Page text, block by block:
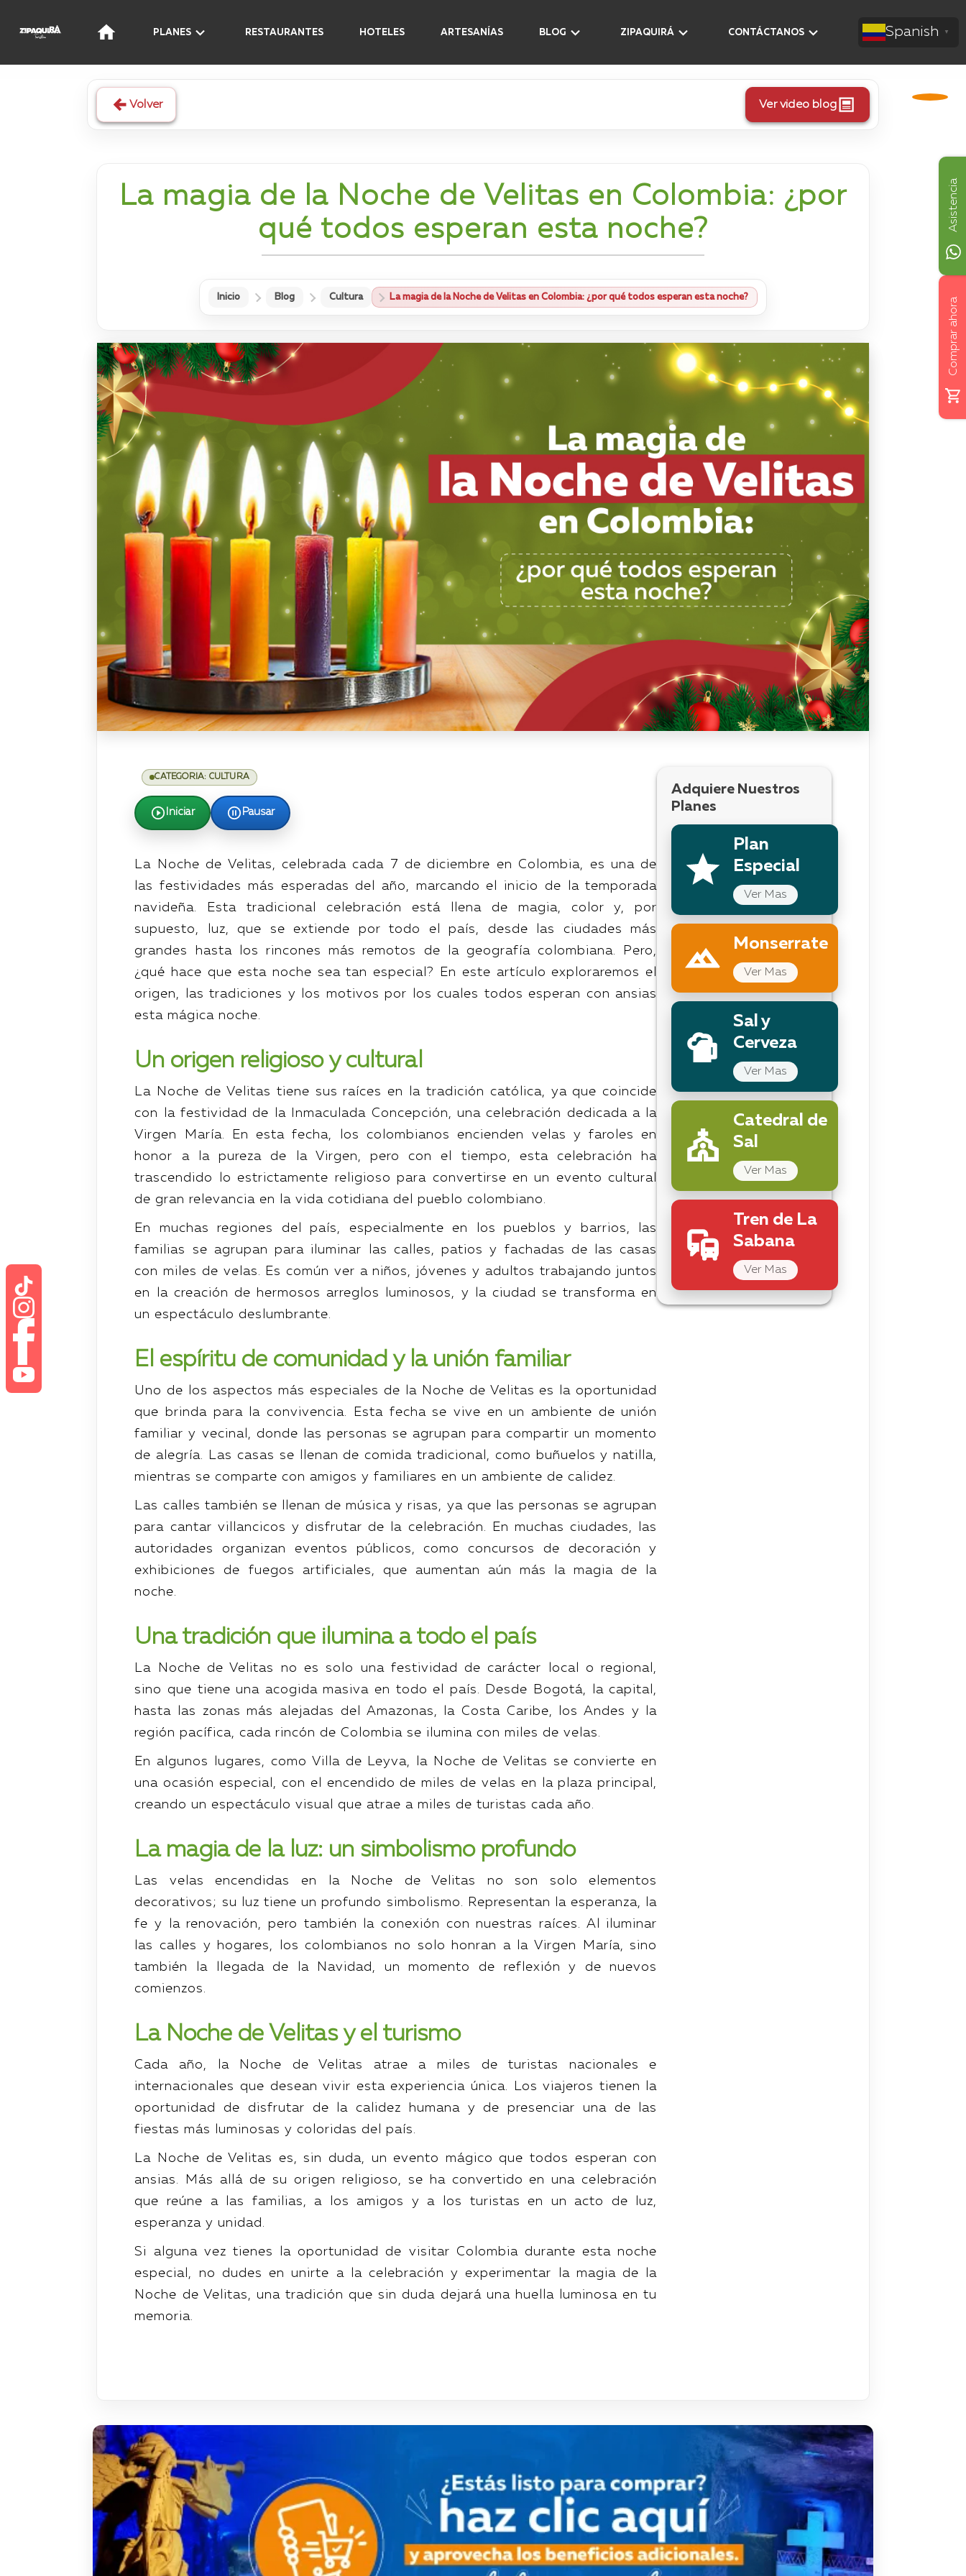
PLANES RESTAURANTES HOTELES ARTESANÍAS BLOG ZIPAQUIRÁ CONTÁCTANOS Spanish ▼
Volver Ver video blog
La magia de la Noche de Velitas en Colombia: ¿por
qué todos esperan esta noche?
Inicio Blog Cultura La magia de la Noche de Velitas en Colombia: ¿por qué todos esperan esta noche?
CATEGORIA: CULTURA
Iniciar Pausar
La Noche de Velitas, celebrada cada 7 de diciembre en Colombia, es una de
las festividades más esperadas del año, marcando el inicio de la temporada
navideña. Esta tradicional celebración está llena de magia, color y, por
supuesto, luz, que se extiende por todo el país, desde las ciudades más
grandes hasta los rincones más remotos de la geografía colombiana. Pero,
¿qué hace que esta noche sea tan especial? En este artículo exploraremos el
origen, las tradiciones y los motivos por los cuales todos esperan con ansias
esta mágica noche.
Un origen religioso y cultural
La Noche de Velitas tiene sus raíces en la tradición católica, ya que coincide
con la festividad de la Inmaculada Concepción, una celebración dedicada a la
Virgen María. En esta fecha, los colombianos encienden velas y faroles en
honor a la pureza de la Virgen, pero con el tiempo, esta celebración ha
trascendido lo estrictamente religioso para convertirse en un evento cultural
de gran relevancia en la vida cotidiana del pueblo colombiano.
En muchas regiones del país, especialmente en los pueblos y barrios, las
familias se agrupan para iluminar las calles, patios y fachadas de las casas
con miles de velas. Es común ver a niños, jóvenes y adultos trabajando juntos
en la creación de hermosos arreglos luminosos, y la ciudad se transforma en
un espectáculo deslumbrante.
El espíritu de comunidad y la unión familiar
Uno de los aspectos más especiales de la Noche de Velitas es la oportunidad
que brinda para la convivencia. Esta fecha se vive en un ambiente de unión
familiar y vecinal, donde las personas se agrupan para compartir un momento
de alegría. Las casas se llenan de comida tradicional, como buñuelos y natilla,
mientras se comparte con amigos y familiares en un ambiente de calidez.
Las calles también se llenan de música y risas, ya que las personas se agrupan
para cantar villancicos y disfrutar de la celebración. En muchas ciudades, las
autoridades organizan eventos públicos, como concursos de decoración y
exhibiciones de fuegos artificiales, que aumentan aún más la magia de la
noche.
Una tradición que ilumina a todo el país
La Noche de Velitas no es solo una festividad de carácter local o regional,
sino que tiene una acogida masiva en todo el país. Desde Bogotá, la capital,
hasta las zonas más alejadas del Amazonas, la Costa Caribe, los Andes y la
región pacífica, cada rincón de Colombia se ilumina con miles de velas.
En algunos lugares, como Villa de Leyva, la Noche de Velitas se convierte en
una ocasión especial, con el encendido de miles de velas en la plaza principal,
creando un espectáculo visual que atrae a miles de turistas cada año.
La magia de la luz: un simbolismo profundo
Las velas encendidas en la Noche de Velitas no son solo elementos
decorativos; su luz tiene un profundo simbolismo. Representan la esperanza, la
fe y la renovación, pero también la conexión con nuestras raíces. Al iluminar
las calles y hogares, los colombianos no solo honran a la Virgen María, sino
también la llegada de la Navidad, un momento de reflexión y de nuevos
comienzos.
La Noche de Velitas y el turismo
Cada año, la Noche de Velitas atrae a miles de turistas nacionales e
internacionales que desean vivir esta experiencia única. Los viajeros tienen la
oportunidad de disfrutar de la calidez humana y de presenciar una de las
fiestas más luminosas y coloridas del país.
La Noche de Velitas es, sin duda, un evento mágico que todos esperan con
ansias. Más allá de su origen religioso, se ha convertido en una celebración
que reúne a las familias, a los amigos y a los turistas en un acto de luz,
esperanza y unidad.
Si alguna vez tienes la oportunidad de visitar Colombia durante esta noche
especial, no dudes en unirte a la celebración y experimentar la magia de la
Noche de Velitas, una tradición que sin duda dejará una huella luminosa en tu
memoria.
Adquiere Nuestros
Planes
Plan
Especial
Ver Mas
Monserrate
Ver Mas
Sal y
Cerveza
Ver Mas
Catedral de
Sal
Ver Mas
Tren de La
Sabana
Ver Mas
Comprar ahora
Asistencia